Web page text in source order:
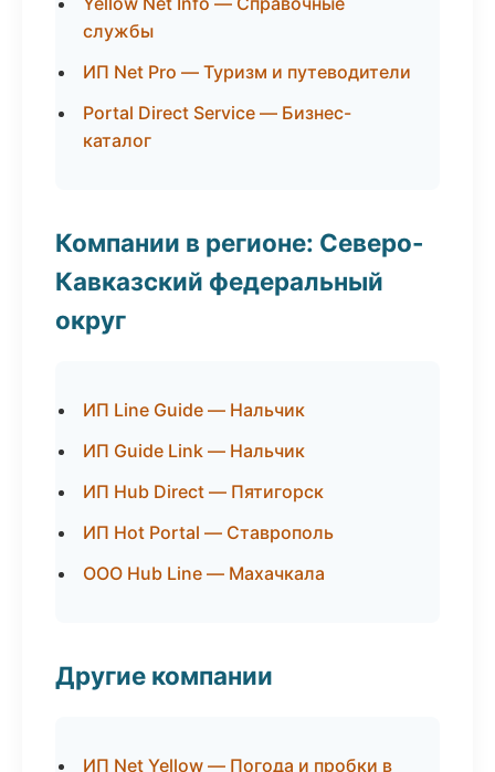
службы
ИП Net Pro — Туризм и путеводители
Portal Direct Service — Бизнес-
каталог
Компании в регионе: Северо-
Кавказский федеральный
округ
ИП Line Guide — Нальчик
ИП Guide Link — Нальчик
ИП Hub Direct — Пятигорск
ИП Hot Portal — Ставрополь
ООО Hub Line — Махачкала
Другие компании
ИП Net Yellow — Погода и пробки в